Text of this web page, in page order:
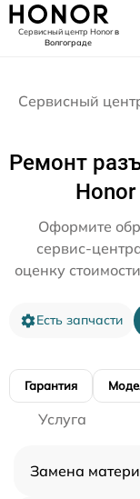
Сервисный центр Honorв
Волгограде
Сервисный
Ремонт
Оформите
сервис-
оценку
Есть запчасти
Гарантия
Услуга
Замена